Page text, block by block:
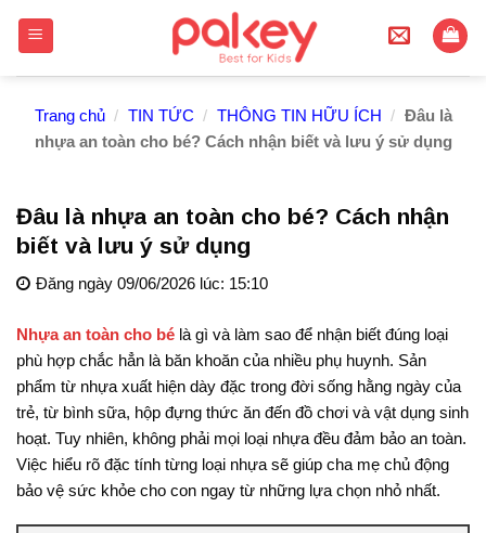
Trang chủ / TIN TỨC / THÔNG TIN HỮU ÍCH / Đâu là
nhựa an toàn cho bé? Cách nhận biết và lưu ý sử dụng
Đâu là nhựa an toàn cho bé? Cách nhận
biết và lưu ý sử dụng
Đăng ngày 09/06/2026 lúc: 15:10
Nhựa an toàn cho bé là gì và làm sao để nhận biết đúng loại
phù hợp chắc hẳn là băn khoăn của nhiều phụ huynh. Sản
phẩm từ nhựa xuất hiện dày đặc trong đời sống hằng ngày của
trẻ, từ bình sữa, hộp đựng thức ăn đến đồ chơi và vật dụng sinh
hoạt. Tuy nhiên, không phải mọi loại nhựa đều đảm bảo an toàn.
Việc hiểu rõ đặc tính từng loại nhựa sẽ giúp cha mẹ chủ động
bảo vệ sức khỏe cho con ngay từ những lựa chọn nhỏ nhất.